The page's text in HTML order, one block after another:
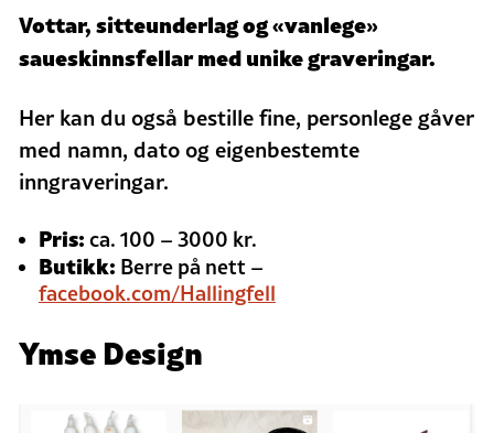
Vottar, sitteunderlag og «vanlege»
saueskinnsfellar med unike graveringar.
Her kan du også bestille fine, personlege gåver
med namn, dato og eigenbestemte
inngraveringar.
Pris:ca. 100 – 3000 kr.
Butikk: Berre på nett –
facebook.com/Hallingfell
Ymse Design